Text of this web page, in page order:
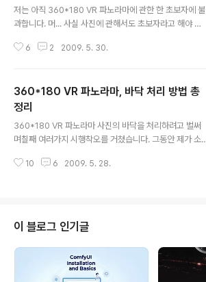
저는 아직 360*180 VR 파노라마에 관한 한 초보자에 불
과합니다. 머... 사실 사진에 관해서도 초보자라고 해야 할
실 완벽 촬영 처리 가이드를 쓴다는 게 말은 안됩니다. 그렇
R 파노라마를 (그런대로 좋은 품질로) 촬영할 수 있었습니
다. 그래서... 제가 예전에 써둔, 360*180 VR 파노라마 촬
영방법을 보완하고, 제 나름대로의 노하우를 정리하려고
합니다. 아... 여기에서 말하는 완벽한 촬영 가이드란, 바닥
을 감쪽같이 처리해서 깨끗히 마무리한 사진을 의미합니
다. 바닥을 처리하는 방법으로는 로고로 대체하는 방법, 포
6 2 2009. 5. 30.
360*180 VR 파노라마, 바닥 처리 방법 총
정리
360*180 VR 파노라마 사진의 바닥을 처리하려고 벌써
며칠째 여러가지 시행착오를 거쳤습니다. 그동안 제가 소
샵 레이어 만으로 처리하는 방법, 그리고, 바닥을 중앙으로
합니다. 아래는 얼마전 라스베이거스 출장갔을 때 촬영한
사진중의 하나입니다. 데스밸리에 있는 황금의 계곡(Gold
en Canyon)을 촬영한 것인데, 바닥을 로고로 처리해서
새로 올렸습니다. Golden Cannyon, Death Valley in
USA 2,3번째 방법은 어떤 방법을 사용하든 시간이 많이
10 6 2009. 5. 28.
이 블로그 인기글